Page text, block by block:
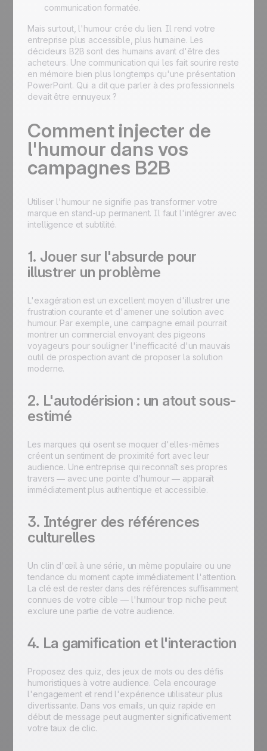
communication formatée.
Mais surtout, l'humour crée du lien. Il rend votre
entreprise plus accessible, plus humaine. Les
décideurs B2B sont des humains avant d'être des
acheteurs. Une communication qui les fait sourire reste
en mémoire bien plus longtemps qu'une présentation
PowerPoint. Qui a dit que parler à des professionnels
devait être ennuyeux ?
Comment injecter de
l'humour dans vos
campagnes B2B
Utiliser l'humour ne signifie pas transformer votre
marque en stand-up permanent. Il faut l'intégrer avec
intelligence et subtilité.
1. Jouer sur l'absurde pour
illustrer un problème
L'exagération est un excellent moyen d'illustrer une
frustration courante et d'amener une solution avec
humour. Par exemple, une campagne email pourrait
montrer un commercial envoyant des pigeons
voyageurs pour souligner l'inefficacité d'un mauvais
outil de prospection avant de proposer la solution
moderne.
2. L'autodérision : un atout sous-
estimé
Les marques qui osent se moquer d'elles-mêmes
créent un sentiment de proximité fort avec leur
audience. Une entreprise qui reconnaît ses propres
travers — avec une pointe d'humour — apparaît
immédiatement plus authentique et accessible.
3. Intégrer des références
culturelles
Un clin d'œil à une série, un mème populaire ou une
tendance du moment capte immédiatement l'attention.
La clé est de rester dans des références suffisamment
connues de votre cible — l'humour trop niche peut
exclure une partie de votre audience.
4. La gamification et l'interaction
Proposez des quiz, des jeux de mots ou des défis
humoristiques à votre audience. Cela encourage
l'engagement et rend l'expérience utilisateur plus
divertissante. Dans vos emails, un quiz rapide en
début de message peut augmenter significativement
votre taux de clic.